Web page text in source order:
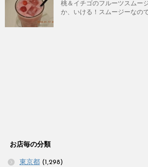
桃＆イチゴのフルーツスムー
か、いける！スムージーなの
お店毎の分類
東京都 (1,298)